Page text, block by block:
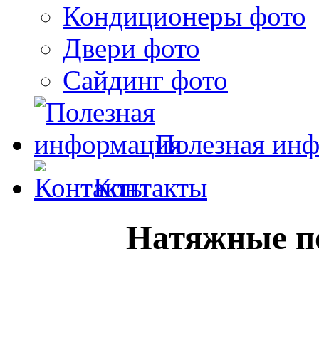
Кондиционеры фото
Двери фото
Сайдинг фото
Полезная
Контакты
Натяжные